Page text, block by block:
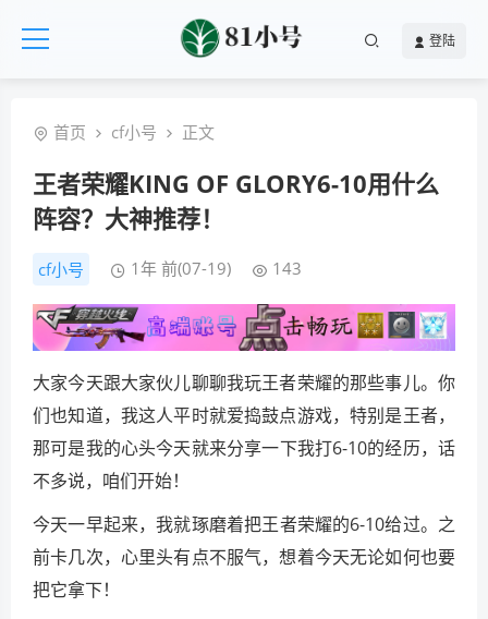
登陆
首页 cf小号 正文
王者荣耀KING OF GLORY6-10用什么
阵容？大神推荐！
cf小号 1年 前(07-19) 143
大家今天跟大家伙儿聊聊我玩王者荣耀的那些事儿。你
们也知道，我这人平时就爱捣鼓点游戏，特别是王者，
那可是我的心头今天就来分享一下我打6-10的经历，话
不多说，咱们开始！
今天一早起来，我就琢磨着把王者荣耀的6-10给过。之
前卡几次，心里头有点不服气，想着今天无论如何也要
把它拿下！